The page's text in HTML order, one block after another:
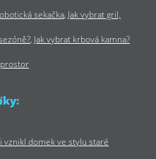
sekačka Jak vybrat gril,
Jak vybrat krbová kamna?
domek ve stylu staré